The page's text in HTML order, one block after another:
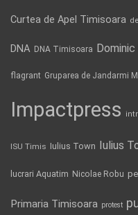
Curtea de Apel Timisoara
DNA DNA Timisoara
flagrant Gruparea de Jandarmi
Impactpress
ISU Timis Iulius Town Iulius
lucrari Aquatim Nicolae Robu
Primaria Timisoara protest